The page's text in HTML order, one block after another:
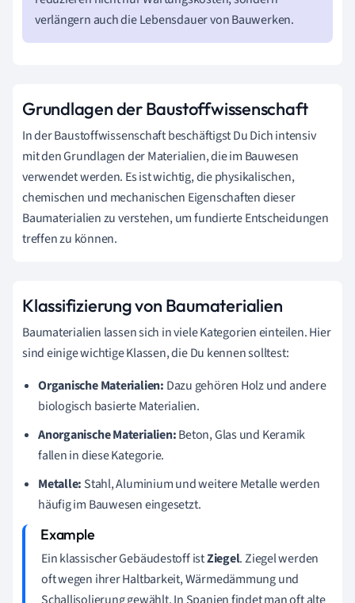
verlängern auch die Lebensdauer von Bauwerken.
Grundlagen der Baustoffwissenschaft
In der Baustoffwissenschaft beschäftigst Du Dich intensiv
mit den Grundlagen der Materialien, die im Bauwesen
verwendet werden. Es ist wichtig, die physikalischen,
chemischen und mechanischen Eigenschaften dieser
Baumaterialien zu verstehen, um fundierte Entscheidungen
treffen zu können.
Klassifizierung von Baumaterialien
Baumaterialien lassen sich in viele Kategorien einteilen. Hier
sind einige wichtige Klassen, die Du kennen solltest:
Organische Materialien: Dazu gehören Holz und andere
biologisch basierte Materialien.
Anorganische Materialien:Beton, Glas und Keramik
fallen in diese Kategorie.
Metalle: Stahl, Aluminium und weitere Metalle werden
häufig im Bauwesen eingesetzt.
Ein klassischer Gebäudestoff istZiegel. Ziegel werden
oft wegen ihrer Haltbarkeit, Wärmedämmung und
Schallisolierung gewählt. In Spanien findet man oft alte